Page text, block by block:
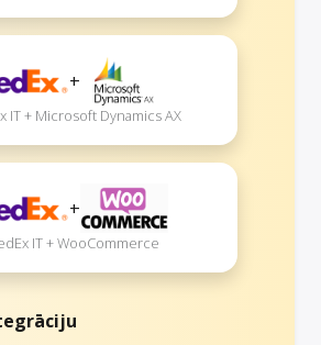
+
IT + Microsoft Dynamics AX
+
IT + WooCommerce